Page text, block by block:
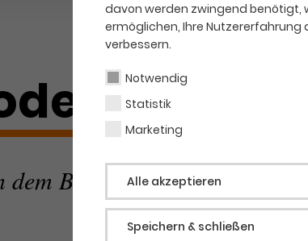
davon werden zwingend benötigt,
ermöglichen, Ihre Nutzererfahrung
verbessern.
Notwendig
Statistik
Marketing
Alle akzeptieren
Speichern & schließen
BVB, der Gesamtschule